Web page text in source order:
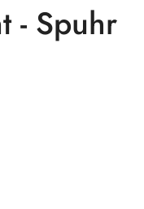
- Spuhr